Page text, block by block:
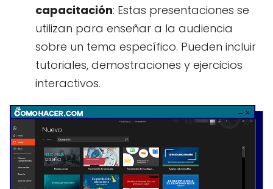
capacitación: Estas presentaciones se
utilizan para enseñar a la audiencia
sobre un tema específico. Pueden incluir
tutoriales, demostraciones y ejercicios
interactivos.